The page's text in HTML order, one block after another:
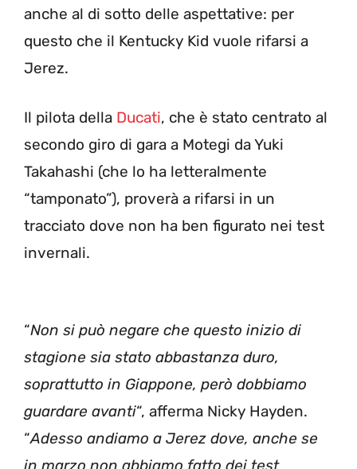
anche al di sotto delle aspettative: per
questo che il Kentucky Kid vuole rifarsi a
Jerez.
Il pilota della Ducati, che è stato centrato al
secondo giro di gara a Motegi da Yuki
Takahashi (che lo ha letteralmente
“tamponato”), proverà a rifarsi in un
tracciato dove non ha ben figurato nei test
invernali.
“Non si può negare che questo inizio di
stagione sia stato abbastanza duro,
soprattutto in Giappone, però dobbiamo
guardare avanti“, afferma Nicky Hayden.
“Adesso andiamo a Jerez dove, anche se
in marzo non abbiamo fatto dei test